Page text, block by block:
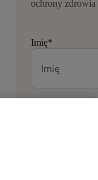
ochrony zdrowia
Imię*